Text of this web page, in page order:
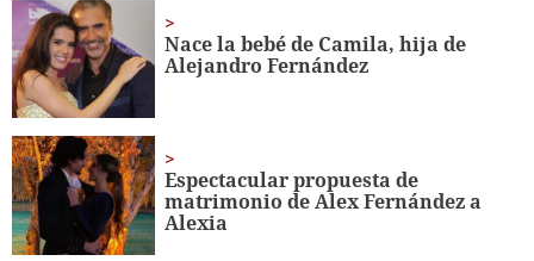
Nace la bebé de Camila, hija de
Alejandro Fernández
Espectacular propuesta de
matrimonio de Alex Fernández a
Alexia